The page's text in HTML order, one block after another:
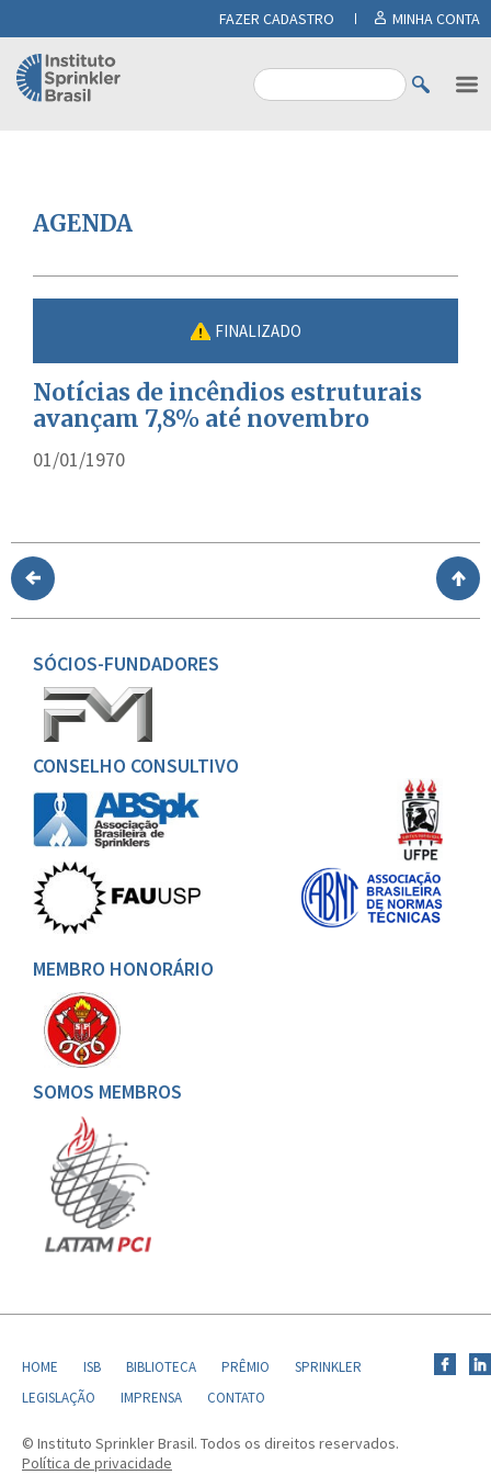
FAZER CADASTRO MINHA CONTA
AGENDA
FINALIZADO
Notícias de incêndios estruturais
avançam 7,8% até novembro
01/01/1970
SÓCIOS-FUNDADORES
CONSELHO CONSULTIVO
MEMBRO HONORÁRIO
SOMOS MEMBROS
HOME ISB BIBLIOTECA PRÊMIO
SPRINKLER
LEGISLAÇÃO
IMPRENSA CONTATO
© Instituto Sprinkler Brasil. Todos os direitos reservados.
Política de privacidade